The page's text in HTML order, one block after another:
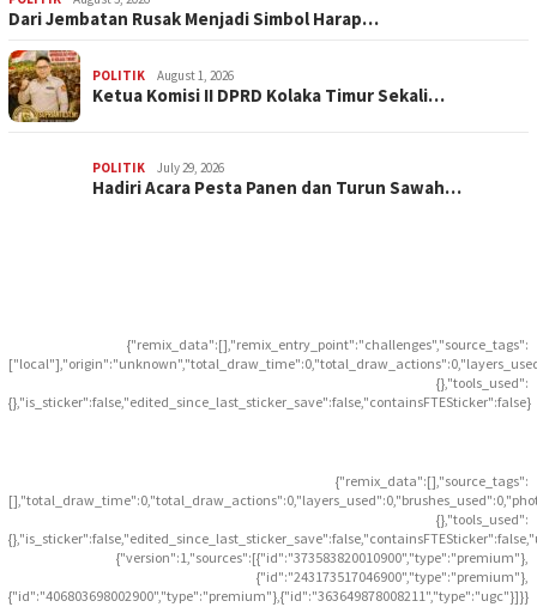
Dari Jembatan Rusak Menjadi Simbol Harap…
POLITIK August 1, 2026
Ketua Komisi II DPRD Kolaka Timur Sekali…
POLITIK July 29, 2026
Hadiri Acara Pesta Panen dan Turun Sawah…
{"remix_data":[],"remix_entry_point":"challenges","source_tags":
{},"tools_used":
{},"is_sticker":false,"edited_since_last_sticker_save":false,"containsFTESticker":false}
{"remix_data":[],"source_tags":
{},"tools_used":
{"version":1,"sources":[{"id":"373583820010900","type":"premium"},
{"id":"243173517046900","type":"premium"},
{"id":"406803698002900","type":"premium"},{"id":"363649878008211","type":"ugc"}]}}